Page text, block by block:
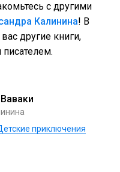
с другими
Калинина! В
другие книги,
приключения